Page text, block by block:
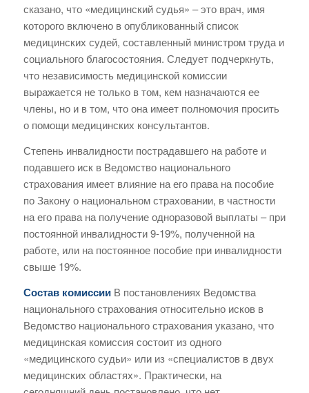
сказано, что «медицинский судья» – это врач, имя
которого включено в опубликованный список
медицинских судей, составленный министром труда и
социального благосостояния. Следует подчеркнуть,
что независимость медицинской комиссии
выражается не только в том, кем назначаются ее
члены, но и в том, что она имеет полномочия просить
о помощи медицинских консультантов.
Степень инвалидности пострадавшего на работе и
подавшего иск в Ведомство национального
страхования имеет влияние на его права на пособие
по Закону о национальном страховании, в частности
на его права на получение одноразовой выплаты – при
постоянной инвалидности 9-19%, полученной на
работе, или на постоянное пособие при инвалидности
свыше 19%.
Состав комиссииВ постановлениях Ведомства
национального страхования относительно исков в
Ведомство национального страхования указано, что
медицинская комиссия состоит из одного
«медицинского судьи» или из «специалистов в двух
медицинских областях». Практически, на